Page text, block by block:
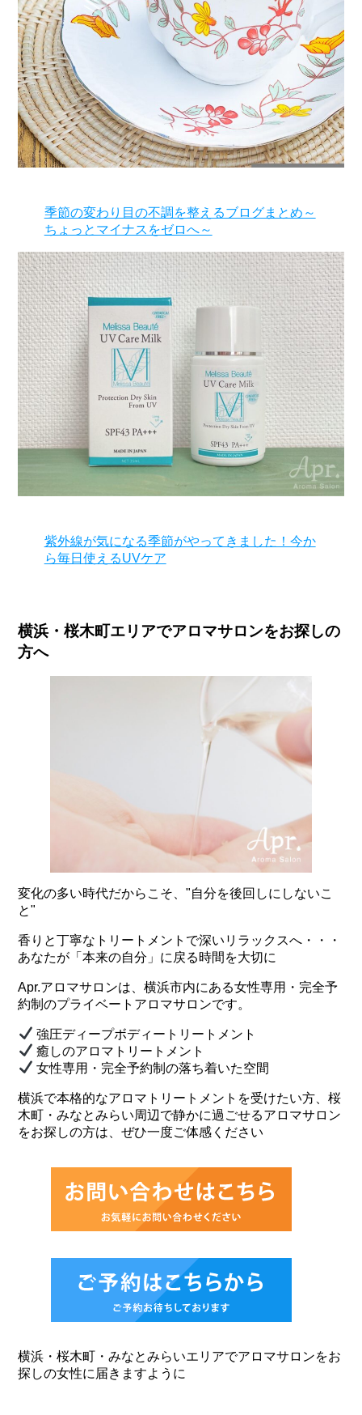
季節の変わり目の不調を整えるブログまとめ～
ちょっとマイナスをゼロへ～
紫外線が気になる季節がやってきました！今か
ら毎日使えるUVケア
横浜・桜木町エリアでアロマサロンをお探しの
方へ
変化の多い時代だからこそ、"自分を後回しにしないこ
と"
香りと丁寧なトリートメントで深いリラックスへ・・・
あなたが「本来の自分」に戻る時間を大切に
Apr.アロマサロンは、横浜市内にある女性専用・完全予
約制のプライベートアロマサロンです。
強圧ディープボディートリートメント
癒しのアロマトリートメント
女性専用・完全予約制の落ち着いた空間
横浜で本格的なアロマトリートメントを受けたい方、桜
木町・みなとみらい周辺で静かに過ごせるアロマサロン
をお探しの方は、ぜひ一度ご体感ください
横浜・桜木町・みなとみらいエリアでアロマサロンをお
探しの女性に届きますように